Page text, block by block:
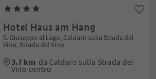
Hotel Haus am Hang
S. Giuseppe al Lago, Caldaro sulla Strada del
Vino, Strada del Vino
3.7 km da Caldaro sulla Strada del
Vino centro